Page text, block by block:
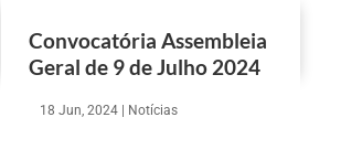
Convocatória Assembleia
Geral de 9 de Julho 2024
18 Jun, 2024 | Notícias